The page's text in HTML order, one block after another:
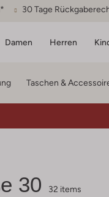
30 Tage
Damen Herren
Taschen &
30 32 items